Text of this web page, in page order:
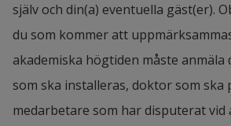
själv och din(a) eventuella gäst(er).
du som kommer att
akademiska högtiden måste
som ska installeras, doktor som ska
medarbetare som har disputerat vid